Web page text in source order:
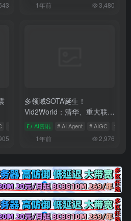
1年前 3,480
# AIGC应用
多领域SOTA诞生！
Vid2World：清华、重大联手
打造，视频扩散到世界模型
AI资讯 # AI Agent # AIGC #
1年前 2,976